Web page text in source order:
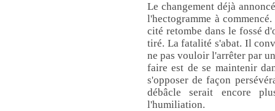
Le changement déjà
l'hectogramme à
cité retombe dans le fossé
tiré. La fatalité s'abat. Il
ne pas vouloir l'arrêter par
faire est de se maintenir
s'opposer de façon
débâcle serait encore
l'humiliation.